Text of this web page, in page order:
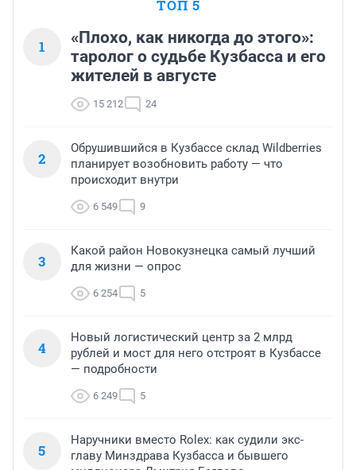
ТОП 5
1
«Плохо, как никогда до этого»:
таролог о судьбе Кузбасса и его
жителей в августе
15 212 24
2
Обрушившийся в Кузбассе склад Wildberries
планирует возобновить работу — что
происходит внутри
6 549 9
3
Какой район Новокузнецка самый лучший
для жизни — опрос
6 254 5
4
Новый логистический центр за 2 млрд
рублей и мост для него отстроят в Кузбассе
— подробности
6 249 5
5
Наручники вместо Rolex: как судили экс-
главу Минздрава Кузбасса и бывшего